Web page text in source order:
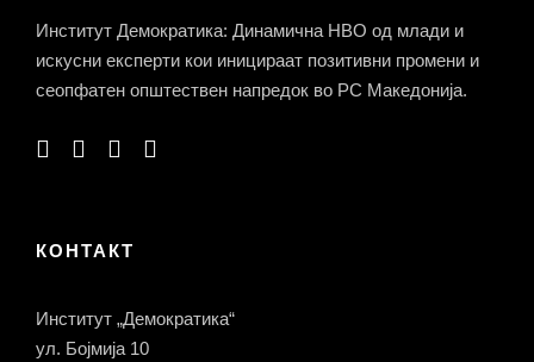
Институт Демократика: Динамична НВО од млади и
искусни експерти кои иницираат позитивни промени и
сеопфатен општествен напредок во РС Македонија.
КОНТАКТ
Институт „Демократика“
ул. Бојмија 10